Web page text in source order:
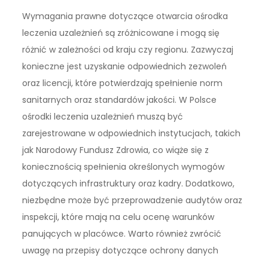
Wymagania prawne dotyczące otwarcia ośrodka
leczenia uzależnień są zróżnicowane i mogą się
różnić w zależności od kraju czy regionu. Zazwyczaj
konieczne jest uzyskanie odpowiednich zezwoleń
oraz licencji, które potwierdzają spełnienie norm
sanitarnych oraz standardów jakości. W Polsce
ośrodki leczenia uzależnień muszą być
zarejestrowane w odpowiednich instytucjach, takich
jak Narodowy Fundusz Zdrowia, co wiąże się z
koniecznością spełnienia określonych wymogów
dotyczących infrastruktury oraz kadry. Dodatkowo,
niezbędne może być przeprowadzenie audytów oraz
inspekcji, które mają na celu ocenę warunków
panujących w placówce. Warto również zwrócić
uwagę na przepisy dotyczące ochrony danych